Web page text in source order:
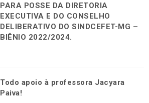
PARA POSSE DA DIRETORIA
EXECUTIVA E DO CONSELHO
DELIBERATIVO DO SINDCEFET-MG –
BIÊNIO 2022/2024.
Todo apoio à professora Jacyara
Paiva!